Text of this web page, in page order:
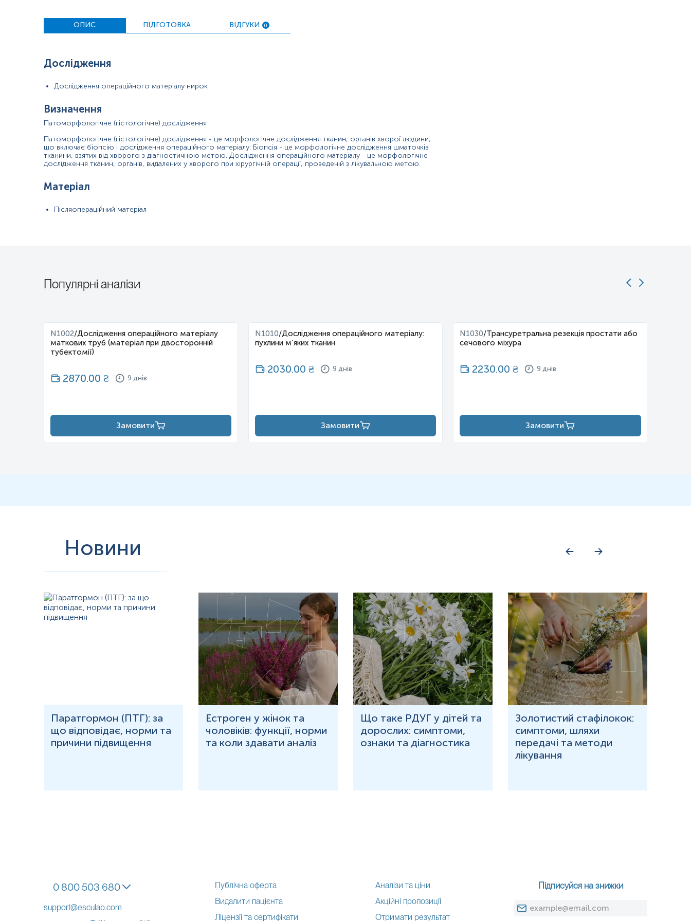
ПІБ пацієнта, дату народження,
ОПИС ПІДГОТОВКА ВІДГУКИ 0
Дослідження
Дослідження операційного матеріалу нирок
Визначення
Патоморфологічне (гістологічне) дослідження
Патоморфологічне (гістологічне) дослідження - це морфологічне дослідження тканин, органів хворої людини,
що включає біопсію і дослідження операційного матеріалу: Біопсія - це морфологічне дослідження шматочків
тканини, взятих від хворого з діагностичною метою. Дослідження операційного матеріалу - це морфологічне
дослідження тканин, органів, видалених у хворого при хірургічній операції, проведеній з лікувальною метою.
Матеріал
Післяопераційний матеріал
Популярні аналізи
N1002/Дослідження операційного матеріалу
маткових труб (матеріал при двосторонній
тубектомії)
2870.00 ₴ 9 днів
Замовити
N1010/Дослідження операційного матеріалу:
пухлини м’яких тканин
2030.00 ₴ 9 днів
Замовити
N1030/Трансуретральна резекція простати або
сечового міхура
2230.00 ₴ 9 днів
Замовити
Новини
Паратгормон (ПТГ): за
що відповідає, норми та
причини підвищення
Естроген у жінок та
чоловіків: функції, норми
та коли здавати аналіз
Що таке РДУГ у дітей та
дорослих: симптоми,
ознаки та діагностика
Золотистий стафілокок:
симптоми, шляхи
передачі та методи
лікування
0 800 503 680
support@esculab.com
Публічна оферта
Видалити пацієнта
Ліцензії та сертифікати
Аналізи та ціни
Акційні пропозиції
Отримати результат
Підписуйся на знижки